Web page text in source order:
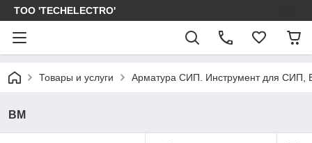
ТОО 'TECHELECTRO'
Товары и услуги Арматура СИП. Инструмент для СИП,
ВМ